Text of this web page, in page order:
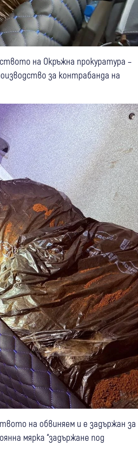
на Окръжна прокуратура –
за контрабанда на
на обвиняем и е задържан за
мярка “задържане под